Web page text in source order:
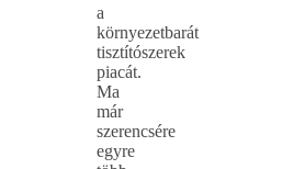
a
környezetbarát
tisztítószerek
piacát.
Ma
már
szerencsére
egyre